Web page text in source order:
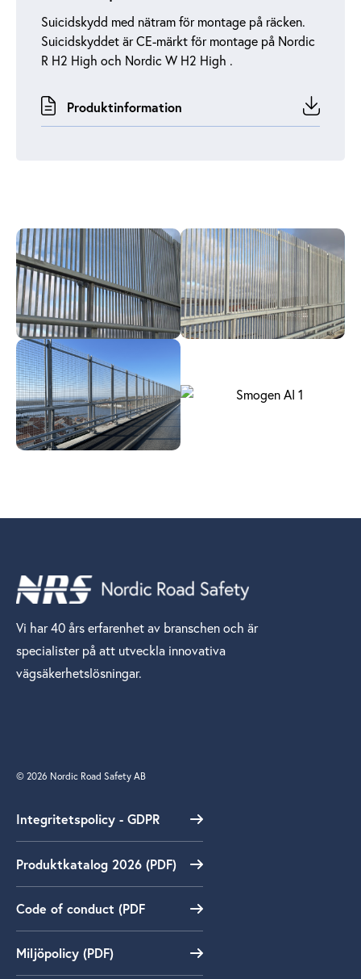
Suicidskydd med nätram för montage på räcken.
Suicidskyddet är CE-märkt för montage på Nordic
R H2 High och Nordic W H2 High .
Produktinformation
Vi har 40 års erfarenhet av branschen och är
specialister på att utveckla innovativa
vägsäkerhetslösningar.
© 2026 Nordic Road Safety AB
Integritetspolicy - GDPR
Produktkatalog 2026 (PDF)
Code of conduct (PDF
Miljöpolicy (PDF)